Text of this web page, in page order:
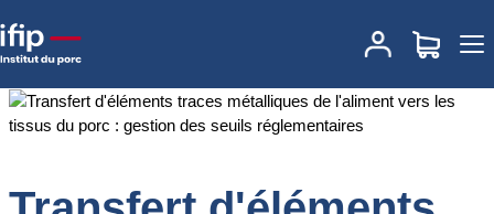
Accueil
Transfert d'éléments traces métalliques
de l'aliment vers les tissus du porc : gestion des seuils